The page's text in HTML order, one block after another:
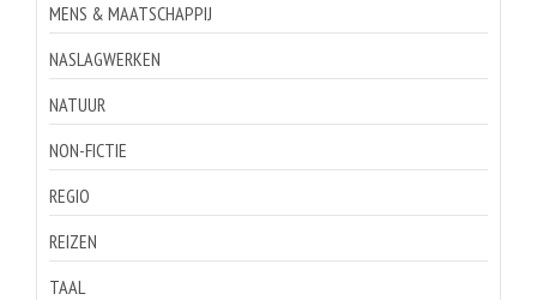
MENS & MAATSCHAPPIJ
NASLAGWERKEN
NATUUR
NON-FICTIE
REGIO
REIZEN
TAAL